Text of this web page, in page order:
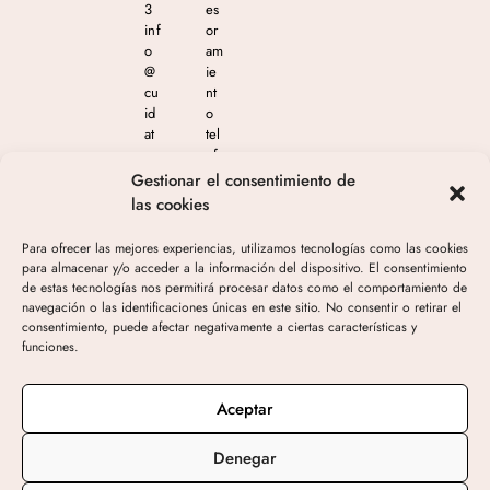
Gestionar el consentimiento de
las cookies
Para ofrecer las mejores experiencias, utilizamos tecnologías como las cookies
para almacenar y/o acceder a la información del dispositivo. El consentimiento
de estas tecnologías nos permitirá procesar datos como el comportamiento de
navegación o las identificaciones únicas en este sitio. No consentir o retirar el
consentimiento, puede afectar negativamente a ciertas características y
funciones.
Aceptar
Denegar
3
inf
o
@
cu
id
at
m
est
ca
.c
o
m
es
or
am
ie
nt
o
tel
ef
ón
en
65
4
04
4
05
de
10